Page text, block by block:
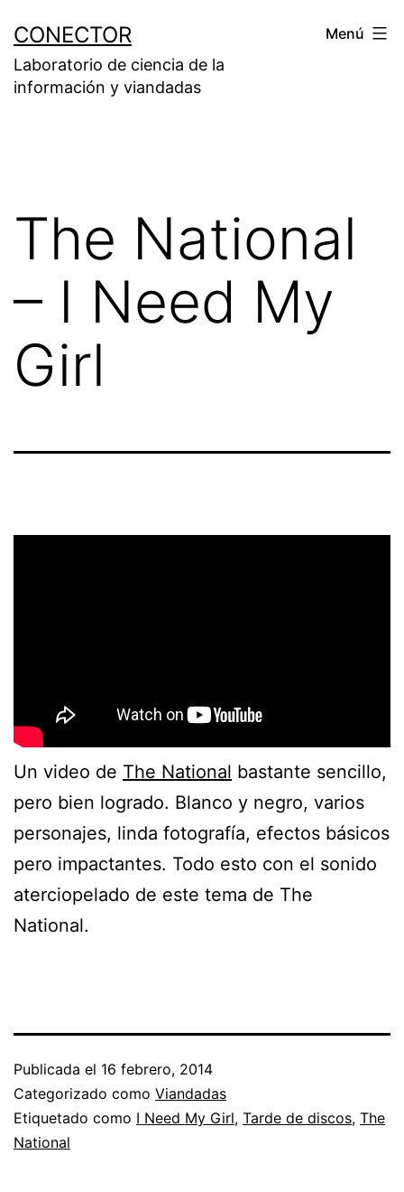
contenido
CONECTOR
Laboratorio de ciencia de la
información y viandadas
Menú
The National
– I Need My
Girl
Un video de The National bastante sencillo,
pero bien logrado. Blanco y negro, varios
personajes, linda fotografía, efectos básicos
pero impactantes. Todo esto con el sonido
aterciopelado de este tema de The
National.
Publicada el 16 febrero, 2014
Categorizado como Viandadas
Etiquetado como I Need My Girl, Tarde de discos, The
National